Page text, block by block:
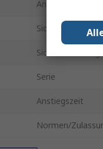
Anschlusstyp
Serie
Anstiegszeit
Normen/